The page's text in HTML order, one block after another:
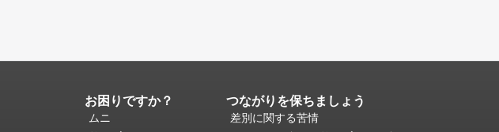
ペ
ー
お困りですか？
ムニ
つながりを保ちましょう
差別に関する苦情